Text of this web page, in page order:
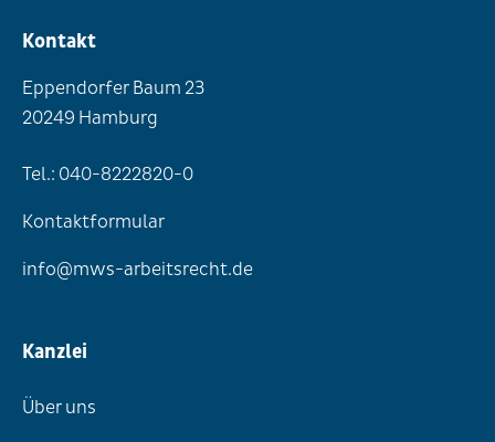
Kontakt
Eppendorfer Baum 23
20249 Hamburg
Tel.: 040-8222820-0
Kontaktformular
info@mws-arbeitsrecht.de
Kanzlei
Über uns